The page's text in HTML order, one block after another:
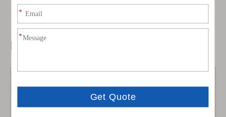
estable del equipo láser y la seguridad de los
operadores.
Especificaciones personalizadas:
Material:
sílice fundida, zafiro
Dimensiones:
desde 2mm hasta 500mm,
personalizado según
Ventanas N-BK7